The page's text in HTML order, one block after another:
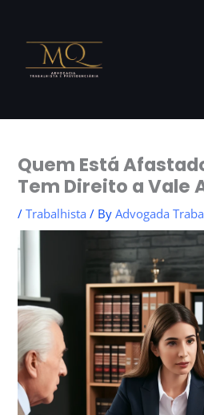
content
Quem Está
Tem Direito a Vale
/Trabalhista / ByAdvogada